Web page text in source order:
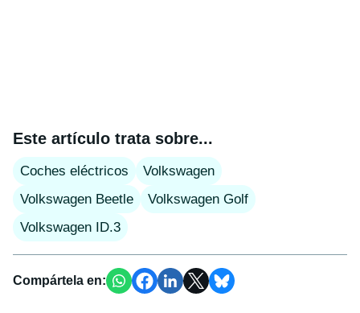
Este artículo trata sobre...
Coches eléctricos
Volkswagen
Volkswagen Beetle
Volkswagen Golf
Volkswagen ID.3
Compártela en: